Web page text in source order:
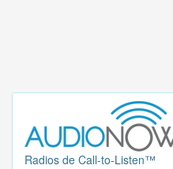
Radios de Call-to-Listen™